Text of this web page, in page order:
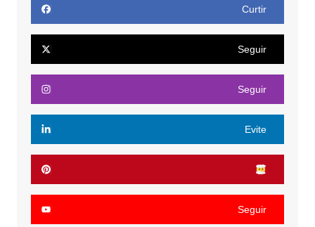
Curtir
Seguir
Seguir
Evite
Seguir